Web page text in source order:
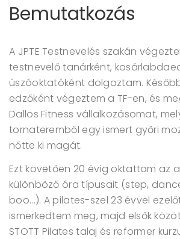
Bemutatkozás
A JPTE Testnevelés szakán
testnevelő tanárként,
úszóoktatóként dolgoztam.
edzőként végeztem a TF-en, és
Dallos Fitness vállalkozásomat,
tornateremből egy ismert győri
nőtte ki magát.
Ezt követően 20 évig oktattam az
különböző óra típusait (step,
boo...). A pilates-szel 23 évvel
ismerkedtem meg, majd elsők
STOTT Pilates talaj és reformer